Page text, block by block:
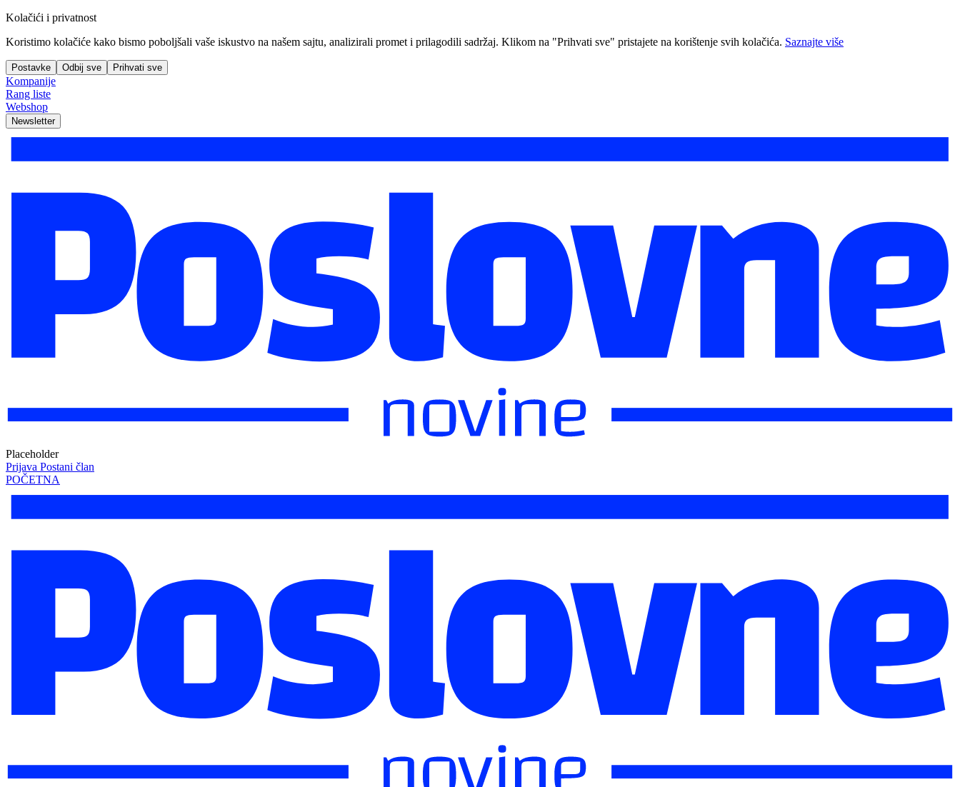
Kolačići i privatnost
Koristimo kolačiće kako bismo poboljšali vaše iskustvo na našem sajtu, analizirali promet i prilagodili sadržaj. Klikom na "Prihvati sve" pristajete na korištenje svih kolačića. Saznajte više
Postavke Odbij sve Prihvati sve
Kompanije
Rang liste
Webshop
Newsletter
Placeholder
Prijava Postani član
POČETNA